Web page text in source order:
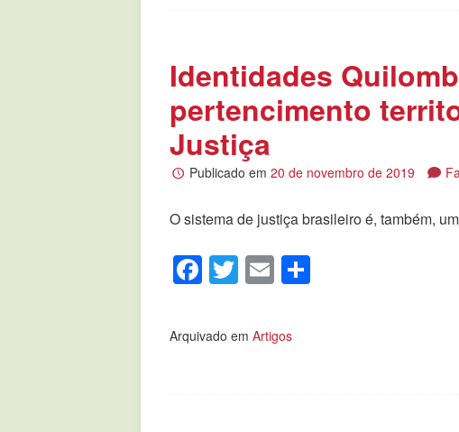
Identidades
pertencimento
Justiça
Publicado em20 de novembro de 2019
O sistema de justiça brasileiro é, também,
Facebook
Twitter
Email
Arquivado em Artigos